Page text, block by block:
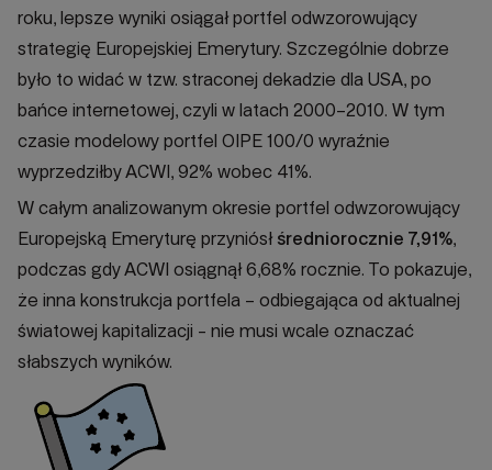
roku, lepsze wyniki osiągał portfel odwzorowujący
strategię Europejskiej Emerytury. Szczególnie dobrze
było to widać w tzw. straconej dekadzie dla USA, po
bańce internetowej, czyli w latach 2000–2010. W tym
czasie modelowy portfel OIPE 100/0 wyraźnie
wyprzedziłby ACWI, 92% wobec 41%.
W całym analizowanym okresie portfel odwzorowujący
Europejską Emeryturę przyniósł średniorocznie 7,91%,
podczas gdy ACWI osiągnął 6,68% rocznie. To pokazuje,
że inna konstrukcja portfela – odbiegająca od aktualnej
światowej kapitalizacji - nie musi wcale oznaczać
słabszych wyników.